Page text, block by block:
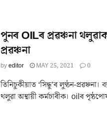
পুনৰ OILৰ প্ৰৱঞ্চনা
প্ৰৱঞ্চনা
byeditor MAY 25, 2021 0
তিনিচুকীয়াত ‘সিন্ধু’ৰ লুণ্ঠন-
থলুৱা অস্থায়ী কৰ্মচাৰীক। oilৰ